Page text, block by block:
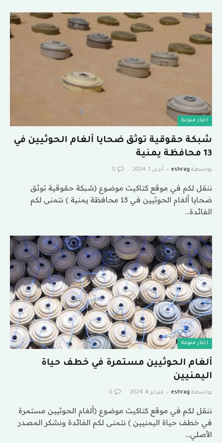
اخبار منوعة
شبكة حقوقية توثق ضحايا ألغام الحوثيين في
13 محافظة يمنية
بواسطة eshrag أبريل 1, 2024 0
ننقل لكم في موقع كتاكيت موضوع (شبكة حقوقية توثق
ضحايا ألغام الحوثيين في 13 محافظة يمنية ) نتمنى لكم
الفائدة…
اخبار منوعة
ألغام الحوثيين مستمرة في خطف حياة
اليمنيين
بواسطة eshrag فبراير 4, 2024 0
ننقل لكم في موقع كتاكيت موضوع (ألغام الحوثيين مستمرة
في خطف حياة اليمنيين ) نتمنى لكم الفائدة ونشكر المصدر
الأصلي…